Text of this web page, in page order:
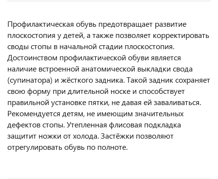
Профилактическая обувь предотвращает развитие
плоскостопия у детей, а также позволяет корректировать
своды стопы в начальной стадии плоскостопия.
Достоинством профилактической обуви является
наличие встроенной анатомической выкладки свода
(супинатора) и жёсткого задника. Такой задник сохраняет
свою форму при длительной носке и способствует
правильной установке пятки, не давая ей заваливаться.
Рекомендуется детям, не имеющим значительных
дефектов стопы. Утепленная флисовая подкладка
защитит ножки от холода. Застёжки позволяют
отрегулировать обувь по полноте.